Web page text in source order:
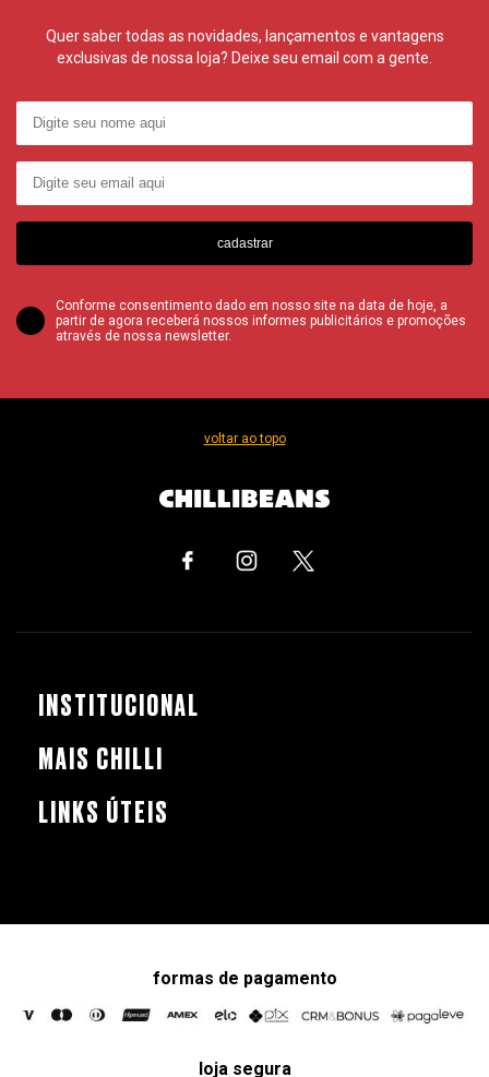
Quer saber todas as novidades, lançamentos e vantagens
exclusivas de nossa loja? Deixe seu email com a gente.
cadastrar
Conforme consentimento dado em nosso site na data de hoje, a
partir de agora receberá nossos informes publicitários e promoções
através de nossa newsletter.
voltar ao topo
INSTITUCIONAL
MAIS CHILLI
LINKS ÚTEIS
formas de pagamento
loja segura